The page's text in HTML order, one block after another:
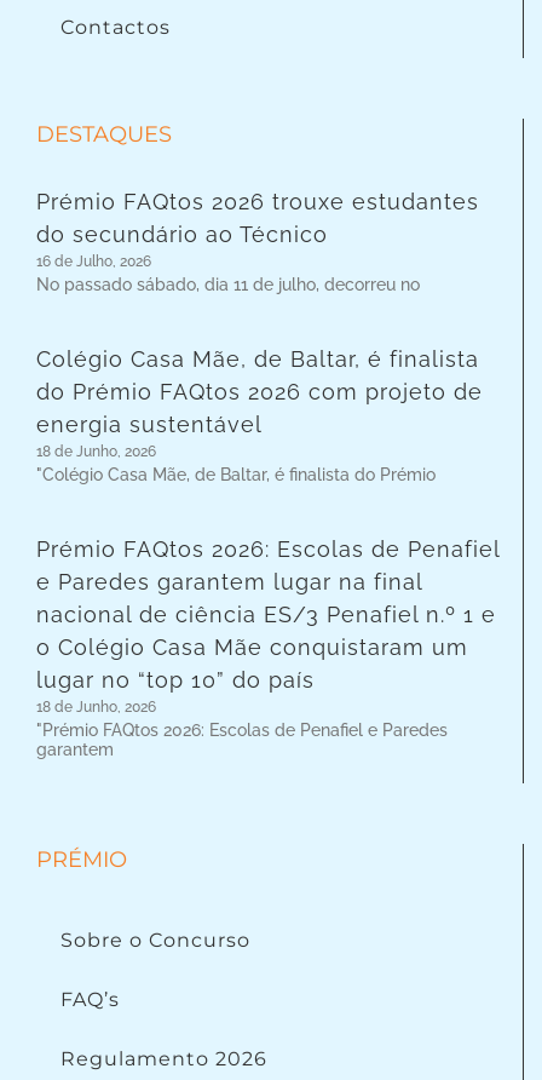
Contactos
DESTAQUES
Prémio FAQtos 2026 trouxe estudantes
do secundário ao Técnico
16 de Julho, 2026
No passado sábado, dia 11 de julho, decorreu no
Colégio Casa Mãe, de Baltar, é finalista
do Prémio FAQtos 2026 com projeto de
energia sustentável
18 de Junho, 2026
"Colégio Casa Mãe, de Baltar, é finalista do Prémio
Prémio FAQtos 2026: Escolas de Penafiel
e Paredes garantem lugar na final
nacional de ciência ES/3 Penafiel n.º 1 e
o Colégio Casa Mãe conquistaram um
lugar no “top 10” do país
18 de Junho, 2026
"Prémio FAQtos 2026: Escolas de Penafiel e Paredes
garantem
PRÉMIO
Sobre o Concurso
FAQ’s
Regulamento 2026